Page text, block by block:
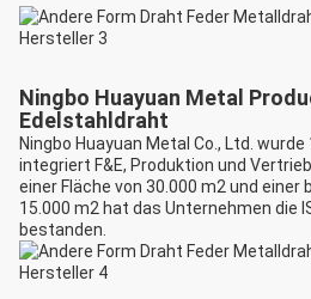
Ningbo Huayuan Metal
Edelstahldraht
Ningbo Huayuan Metal Co., Ltd.
integriert F&E, Produktion und
einer Fläche von 30.000 m2 und einer
15.000 m2 hat das Unternehmen die
bestanden.